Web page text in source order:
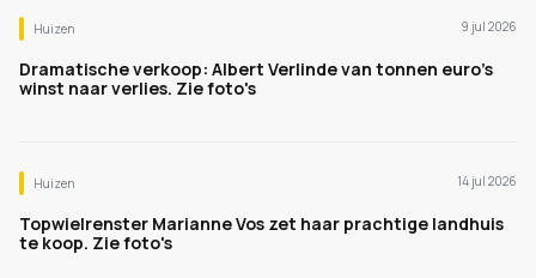
Huizen 9 jul 2026
Dramatische verkoop: Albert Verlinde van tonnen euro's
winst naar verlies. Zie foto's
Huizen 14 jul 2026
Topwielrenster Marianne Vos zet haar prachtige landhuis
te koop. Zie foto's